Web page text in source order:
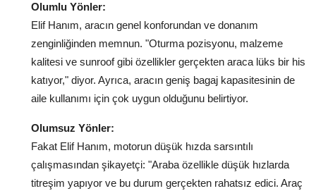
Olumlu Yönler:
Elif Hanım, aracın genel konforundan ve donanım
zenginliğinden memnun. "Oturma pozisyonu, malzeme
kalitesi ve sunroof gibi özellikler gerçekten araca lüks bir his
katıyor," diyor. Ayrıca, aracın geniş bagaj kapasitesinin de
aile kullanımı için çok uygun olduğunu belirtiyor.
Olumsuz Yönler:
Fakat Elif Hanım, motorun düşük hızda sarsıntılı
çalışmasından şikayetçi: "Araba özellikle düşük hızlarda
titreşim yapıyor ve bu durum gerçekten rahatsız edici. Araç